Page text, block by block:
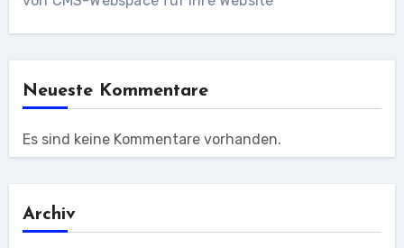
Neueste Kommentare
Es sind keine Kommentare vorhanden.
Archiv